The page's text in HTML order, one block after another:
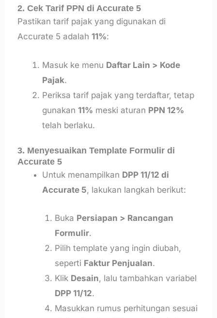
2. Cek Tarif PPN di Accurate 5
Pastikan tarif pajak yang digunakan di
Accurate 5 adalah11%:
Masuk ke menu Daftar Lain > Kode
Pajak.
Periksa tarif pajak yang terdaftar, tetap
gunakan11% meski aturan PPN 12%
telah berlaku.
3. Menyesuaikan Template Formulir di
Accurate 5
Untuk menampilkan DPP 11/12 di
Accurate 5, lakukan langkah berikut:
Buka Persiapan > Rancangan
Formulir.
Pilih template yang ingin diubah,
seperti Faktur Penjualan.
Klik Desain, lalu tambahkan variabel
DPP 11/12.
Masukkan rumus perhitungan sesuai